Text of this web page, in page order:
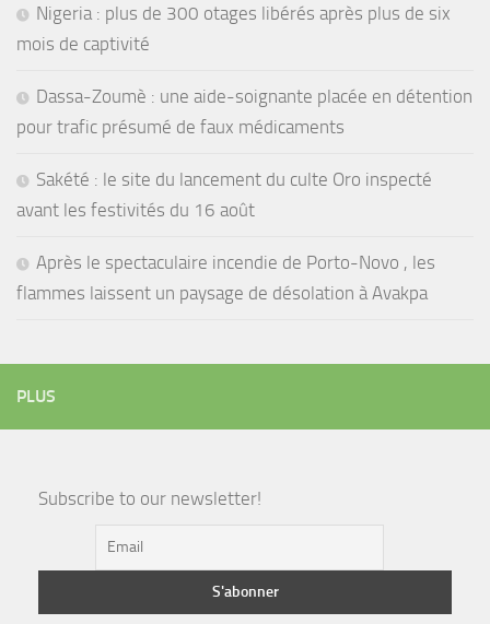
Nigeria : plus de 300 otages libérés après plus de six
mois de captivité
Dassa-Zoumè : une aide-soignante placée en détention
pour trafic présumé de faux médicaments
Sakété : le site du lancement du culte Oro inspecté
avant les festivités du 16 août
Après le spectaculaire incendie de Porto-Novo , les
flammes laissent un paysage de désolation à Avakpa
PLUS
Subscribe to our newsletter!